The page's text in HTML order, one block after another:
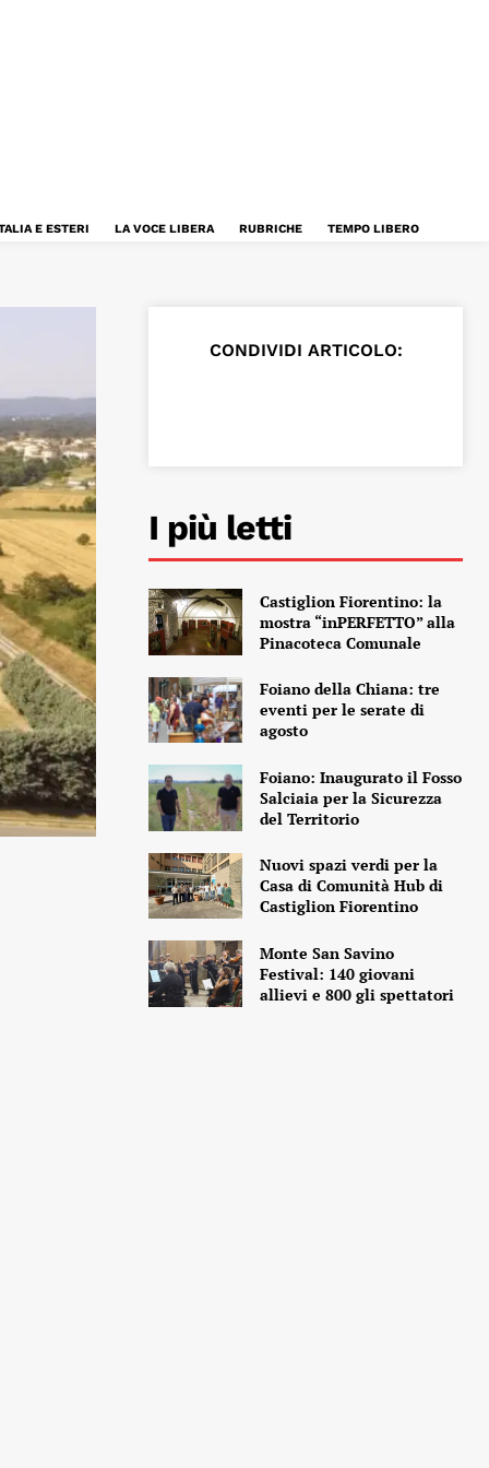
E ESTERI LA VOCE LIBERA RUBRICHE TEMPO LIBERO
CONDIVIDI ARTICOLO:
I più letti
Castiglion Fiorentino: la
mostra “inPERFETTO” alla
Pinacoteca Comunale
Foiano della Chiana: tre
eventi per le serate di
agosto
Foiano: Inaugurato il Fosso
Salciaia per la Sicurezza
del Territorio
Nuovi spazi verdi per la
Casa di Comunità Hub di
Castiglion Fiorentino
Monte San Savino
Festival: 140 giovani
allievi e 800 gli spettatori